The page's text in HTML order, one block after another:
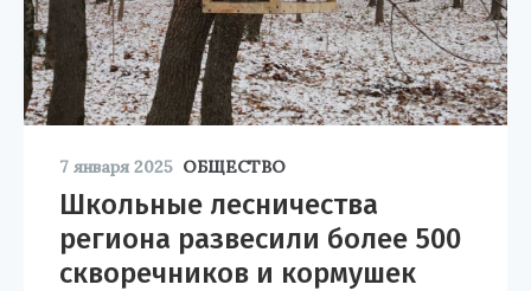
7 января 2025 ОБЩЕСТВО
Школьные лесничества
региона развесили более 500
скворечников и кормушек